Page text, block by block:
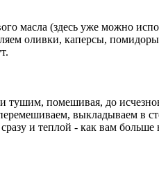
масла (здесь уже можно
оливки, каперсы,
тушим, помешивая, до
выкладываем в
и теплой - как вам больше